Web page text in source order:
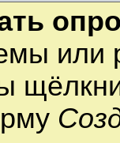
или